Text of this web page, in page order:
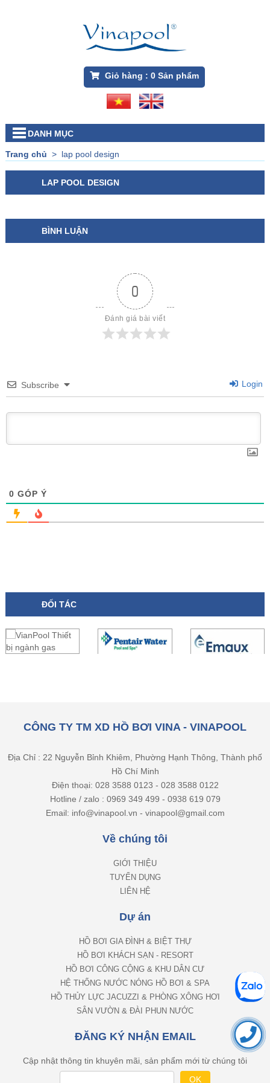
Giỏ hàng : 0Sản phẩm
DANH MỤC
Trang chủ > lap pool design
LAP POOL DESIGN
BÌNH LUẬN
0
Đánh giá bài viết
Subscribe Login
0 GÓP Ý
ĐỐI TÁC
CÔNG TY TM XD HỒ BƠI VINA - VINAPOOL
Địa Chỉ : 22 Nguyễn Bỉnh Khiêm, Phường Hạnh Thông, Thành phố
Hồ Chí Minh
Điện thoại: 028 3588 0123 - 028 3588 0122
Hotline / zalo : 0969 349 499 - 0938 619 079
Email: info@vinapool.vn - vinapool@gmail.com
Về chúng tôi
GIỚI THIỆU
TUYỂN DỤNG
LIÊN HỆ
Dự án
HỒ BƠI GIA ĐÌNH & BIỆT THỰ
HỒ BƠI KHÁCH SẠN - RESORT
HỒ BƠI CÔNG CỘNG & KHU DÂN CƯ
HỆ THỐNG NƯỚC NÓNG HỒ BƠI & SPA
HỒ THỦY LỰC JACUZZI & PHÒNG XÔNG HƠI
SÂN VƯỜN & ĐÀI PHUN NƯỚC
ĐĂNG KÝ NHẬN EMAIL
Cập nhật thông tin khuyên mãi, sản phẩm mới từ chúng tôi